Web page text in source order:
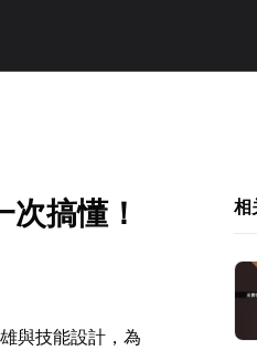
搞懂！
與技能設計，為
相